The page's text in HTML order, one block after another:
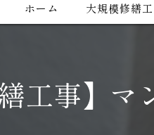
ホーム 大規模修繕
工事】